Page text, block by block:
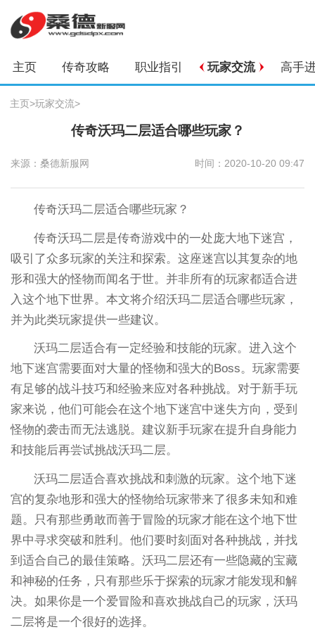
主页 传奇攻略 职业指引 玩家交流 高手
主页>玩家交流>
传奇沃玛二层适合哪些玩家？
来源：桑德新服网 时间：2020-10-20 09:47
传奇沃玛二层适合哪些玩家？
传奇沃玛二层是传奇游戏中的一处庞大地下迷宫，
吸引了众多玩家的关注和探索。这座迷宫以其复杂的地
形和强大的怪物而闻名于世。并非所有的玩家都适合进
入这个地下世界。本文将介绍沃玛二层适合哪些玩家，
并为此类玩家提供一些建议。
沃玛二层适合有一定经验和技能的玩家。进入这个
地下迷宫需要面对大量的怪物和强大的Boss。玩家需要
有足够的战斗技巧和经验来应对各种挑战。对于新手玩
家来说，他们可能会在这个地下迷宫中迷失方向，受到
怪物的袭击而无法逃脱。建议新手玩家在提升自身能力
和技能后再尝试挑战沃玛二层。
沃玛二层适合喜欢挑战和刺激的玩家。这个地下迷
宫的复杂地形和强大的怪物给玩家带来了很多未知和难
题。只有那些勇敢而善于冒险的玩家才能在这个地下世
界中寻求突破和胜利。他们要时刻面对各种挑战，并找
到适合自己的最佳策略。沃玛二层还有一些隐藏的宝藏
和神秘的任务，只有那些乐于探索的玩家才能发现和解
决。如果你是一个爱冒险和喜欢挑战自己的玩家，沃玛
二层将是一个很好的选择。